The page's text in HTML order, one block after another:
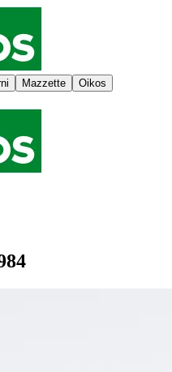
Mazzette Oikos